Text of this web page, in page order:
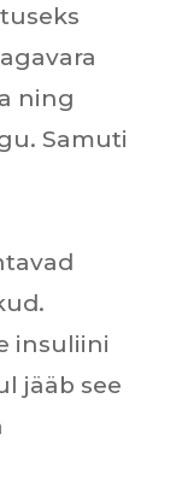
ning
Samuti
insuliini
jääb see